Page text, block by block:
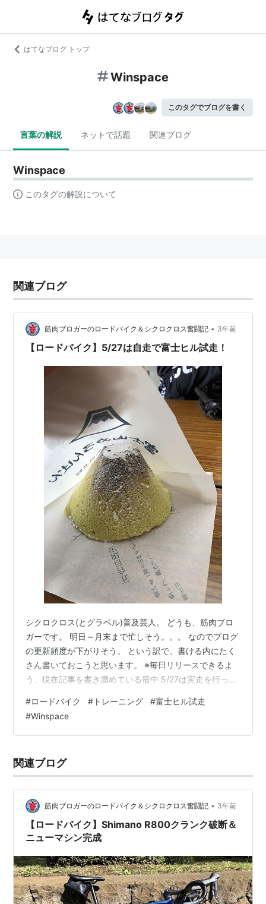
はてなブログ トップ
Winspace
このタグでブログを書く
言葉の解説 ネットで話題 関連ブログ
Winspace
このタグの解説について
関連ブログ
筋肉ブロガーのロードバイク＆シクロクロス奮闘記 • 3年前
【ロードバイク】5/27は自走で富士ヒル試走！
シクロクロス(とグラベル)普及芸人。 どうも、筋肉ブロ
ガーです。 明日～月末まで忙しそう。。。 なのでブログ
の更新頻度が下がりそう。 という訳で、書ける内にたく
さん書いておこうと思います。 ※毎日リリースできるよ
う、現在記事を書き溜めている最中 5/27は実走を行った
れでは、5/27のトレーニング内容をご覧ください。 トレ
ーニングサマリ ペダリングモニター 時系列グラフ 感想
トレーニングサマリ シマノコネクトより抜粋 ペダリング
ネクトより抜粋 感想 AM3:00起床。 繰り返すけど…
#ロードバイク # トレーニング #富士ヒル試走
#Winspace
関連ブログ
筋肉ブロガーのロードバイク＆シクロクロス奮闘記 • 3年前
【ロードバイク】Shimano R800クランク破断＆
ニューマシン完成